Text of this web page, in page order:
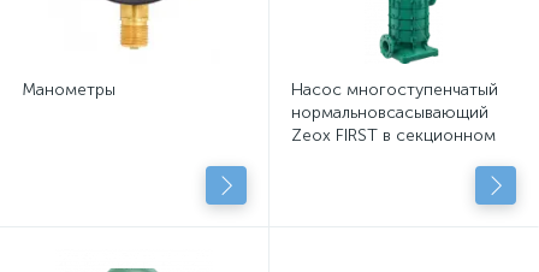
Манометры
Насос многоступенчатый
нормальновсасывающий
Zeox FIRST в секционном